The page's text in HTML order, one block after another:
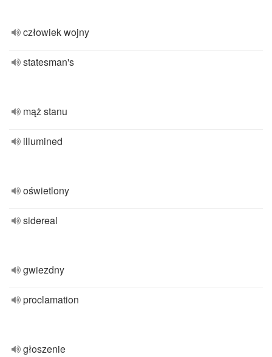
człowiek wojny
statesman's
mąż stanu
illumined
oświetlony
sidereal
gwiezdny
proclamation
głoszenie